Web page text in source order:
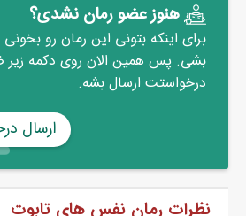
هنوز عضو رمان نشدی؟
برای اینکه بتونی این رمان رو
بشی. پس همین الان روی دکمه زیر
درخواستت ارسال بشه.
ارسال
نظرات رمان نفس های تابوت